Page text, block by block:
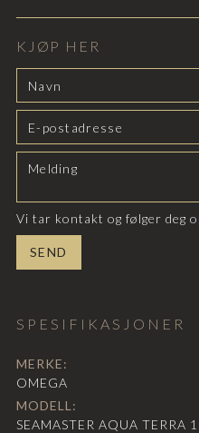
KJØP HER
Vi tar kontakt og følger deg
SPESIFIKASJONER
MERKE:
OMEGA
MODELL:
SEAMASTER AQUA TERRA